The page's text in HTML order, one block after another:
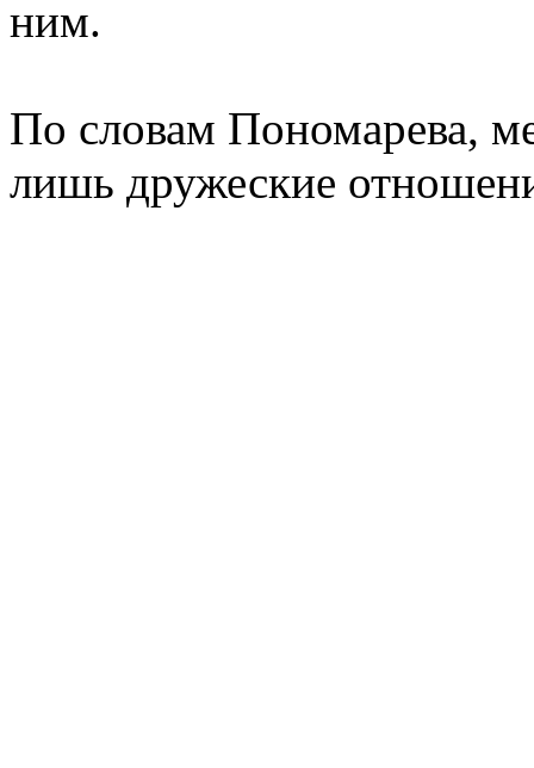
ним.
По словам Пономарева,
лишь дружеские